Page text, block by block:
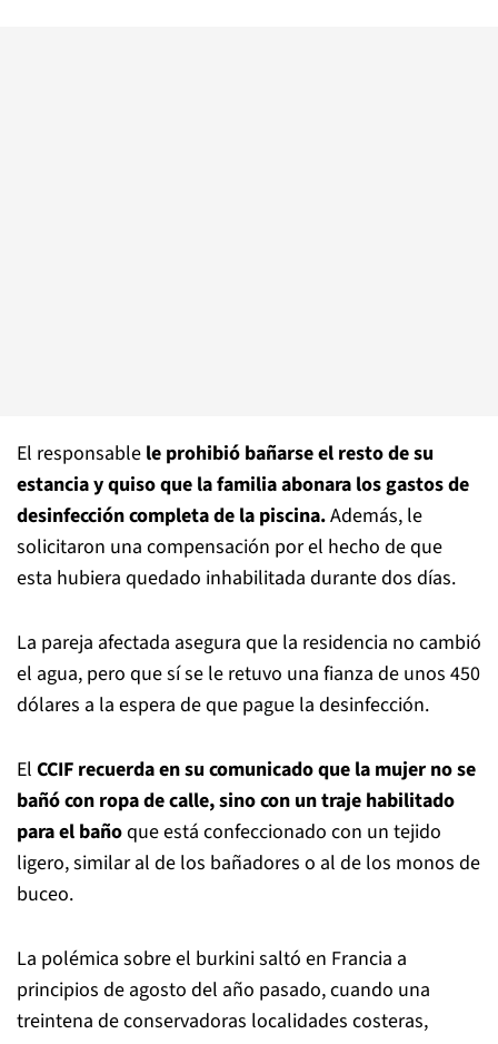
El responsable le prohibió bañarse el resto de su
estancia y quiso que la familia abonara los gastos de
desinfección completa de la piscina.Además, le
solicitaron una compensación por el hecho de que
esta hubiera quedado inhabilitada durante dos días.
La pareja afectada asegura que la residencia no cambió
el agua, pero que sí se le retuvo una fianza de unos 450
dólares a la espera de que pague la desinfección.
El CCIF recuerda en su comunicado que la mujer no se
bañó con ropa de calle, sino con un traje habilitado
para el bañoque está confeccionado con un tejido
ligero, similar al de los bañadores o al de los monos de
buceo.
La polémica sobre el burkini saltó en Francia a
principios de agosto del año pasado, cuando una
treintena de conservadoras localidades costeras,